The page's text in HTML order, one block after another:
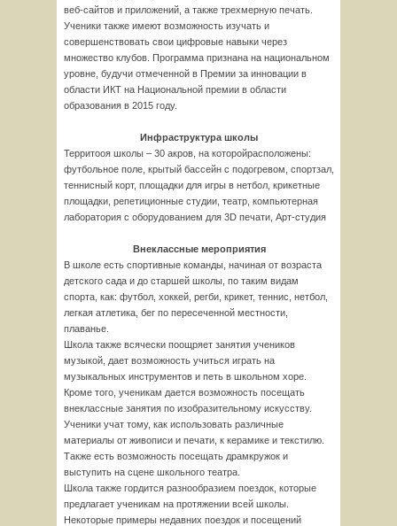
веб-сайтов и приложений, а также трехмерную печать.
Ученики также имеют возможность изучать и
совершенствовать свои цифровые навыки через
множество клубов. Программа признана на национальном
уровне, будучи отмеченной в Премии за инновации в
области ИКТ на Национальной премии в области
образования в 2015 году.
Инфраструктура школы
Территооя школы – 30 акров, на которойрасположены:
футбольное поле, крытый бассейн с подогревом, спортзал,
теннисный корт, площадки для игры в нетбол, крикетные
площадки, репетиционные студии, театр, компьютерная
лаборатория с оборудованием для 3D печати, Арт-студия
Внеклассные мероприятия
В школе есть спортивные команды, начиная от возраста
детского сада и до старшей школы, по таким видам
спорта, как: футбол, хоккей, регби, крикет, теннис, нетбол,
легкая атлетика, бег по пересеченной местности,
плаванье.
Школа также всячески поощряет занятия учеников
музыкой, дает возможность учиться играть на
музыкальных инструментов и петь в школьном хоре.
Кроме того, ученикам дается возможность посещать
внеклассные занятия по изобразительному искусству.
Ученики учат тому, как использовать различные
материалы от живописи и печати, к керамике и текстилю.
Также есть возможность посещать драмкружок и
выступить на сцене школьного театра.
Школа также гордится разнообразием поездок, которые
предлагает ученикам на протяжении всей школы.
Некоторые примеры недавних поездок и посещений